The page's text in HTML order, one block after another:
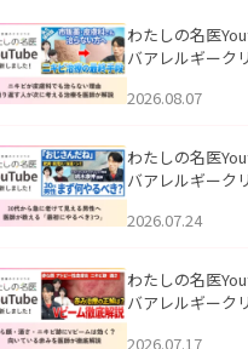
わたしの名医
バアレルギーク
らない理由｜繰
説」を公開いた
2026.08.07
わたしの名医
バアレルギーク
える男性へ｜医
公開いたしまし
2026.07.24
わたしの名医
バアレルギーク
2026.07.17